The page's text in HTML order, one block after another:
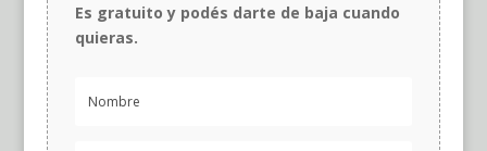
Es gratuito y podés darte de baja cuando
quieras.